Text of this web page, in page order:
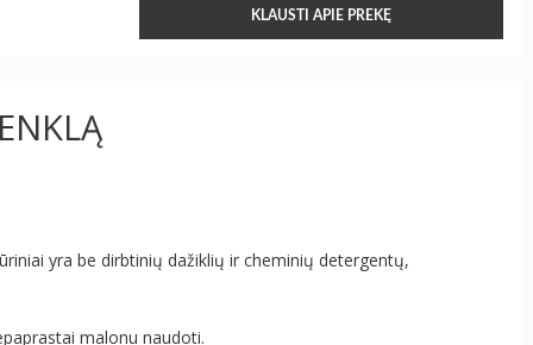
KLAUSTI APIE PREKĘ
yra be dirbtinių dažiklių ir cheminių detergentų,
malonu naudoti.